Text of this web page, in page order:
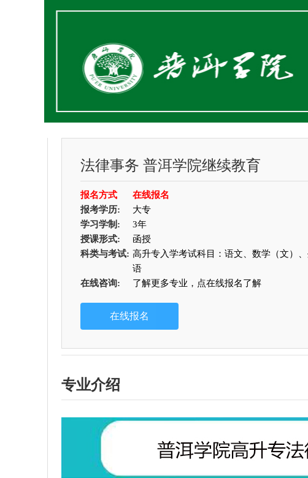
法律事务普洱学院继续教育
报名方式
在线报名
报考学历:
大专
学习学制:
3年
授课形式:
函授
科类与考试: 高升专入学考试科目：语文、数学（文）
语
在线咨询:
了解更多专业，点在线报名了解
专业介绍